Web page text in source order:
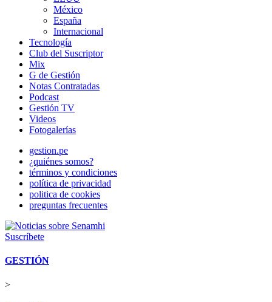
México
España
Internacional
Tecnología
Club del Suscriptor
Mix
G de Gestión
Notas Contratadas
Podcast
Gestión TV
Videos
Fotogalerías
gestion.pe
¿quiénes somos?
términos y condiciones
política de privacidad
politica de cookies
preguntas frecuentes
Suscríbete
GESTIÓN
>